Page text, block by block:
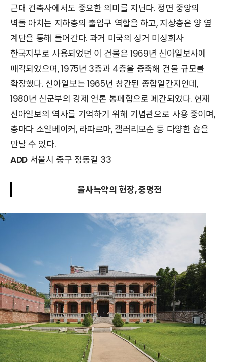
근대 건축사에서도 중요한 의미를 지닌다. 정면 중앙의
벽돌 아치는 지하층의 출입구 역할을 하고, 지상층은 양 옆
계단을 통해 들어간다. 과거 미국의 싱거 미싱회사
한국지부로 사용되었던 이 건물은 1969년 신아일보사에
매각되었으며, 1975년 3층과 4층을 증축해 건물 규모를
확장했다. 신아일보는 1965년 창간된 종합일간지인데,
1980년 신군부의 강제 언론 통폐합으로 폐간되었다. 현재
신아일보의 역사를 기억하기 위해 기념관으로 사용 중이며,
층마다 소일베이커, 라파르마, 갤러리모순 등 다양한 숍을
만날 수 있다.
ADD서울시 중구 정동길 33
을사늑약의 현장, 중명전